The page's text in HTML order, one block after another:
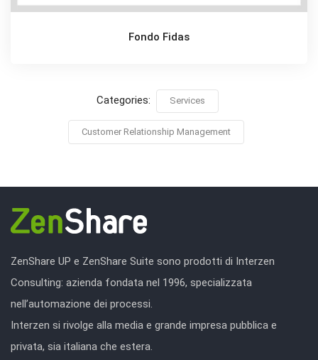
Fondo Fidas
Categories: Services
Customer Relationship Management
ZenShare UP e ZenShare Suite sono prodotti di Interzen
Consulting: azienda fondata nel 1996, specializzata
nell’automazione dei processi.
Interzen si rivolge alla media e grande impresa pubblica e
privata, sia italiana che estera.